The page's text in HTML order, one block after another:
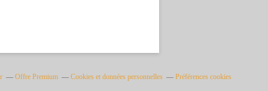
Offre Premium Cookies et données personnelles Préférences cookies